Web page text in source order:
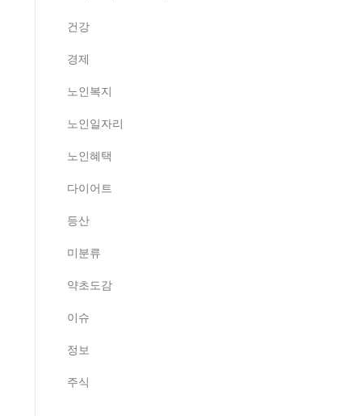
건강
경제
노인복지
노인일자리
노인혜택
다이어트
등산
미분류
약초도감
이슈
정보
주식